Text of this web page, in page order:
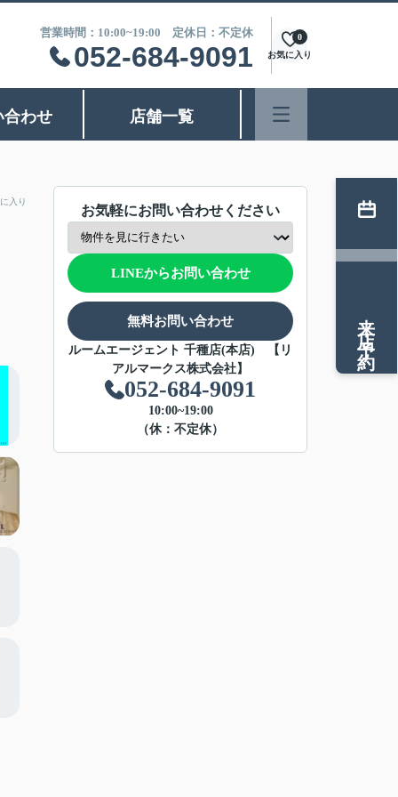
営業時間：10:00~19:00 定休日：不定休
052-684-9091 お気に入り
0
合わせ 店舗一覧
入り
お気軽にお問い合わせください
LINEからお問い合わせ
無料お問い合わせ
ルームエージェント 千種店(本店) 【リ
アルマークス株式会社】
052-684-9091
10:00~19:00
（休：不定休）
来店予約